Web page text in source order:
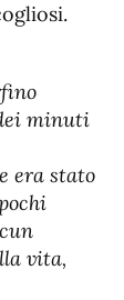
minuti
era stato
vita,